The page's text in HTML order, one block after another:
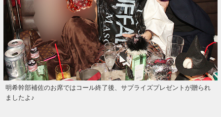
明希幹部補佐のお席ではコール終了後、サプライズプレゼントが贈られ
ましたよ♪